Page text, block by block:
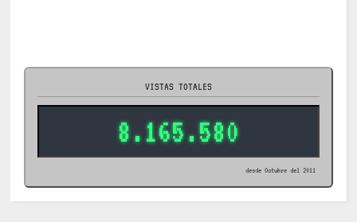
VISTAS TOTALES
8.165.580
desde Octubre del 2011